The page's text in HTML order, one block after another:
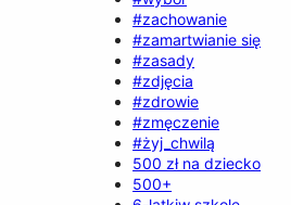
#zachowanie
#zamartwianie się
#zasady
#zdjęcia
#zdrowie
#zmęczenie
#żyj_chwilą
500 zł na dziecko
500+